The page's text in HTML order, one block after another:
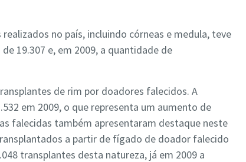
no país, incluindo córneas e medula, teve
19.307 e, em 2009, a quantidade de
de rim por doadores falecidos. A
em 2009, o que representa um aumento de
falecidas também apresentaram destaque neste
a partir de fígado de doador falecido
transplantes desta natureza, já em 2009 a